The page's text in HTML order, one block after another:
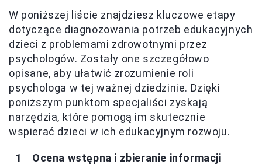
W poniższej liście znajdziesz kluczowe etapy
dotyczące diagnozowania potrzeb edukacyjnych
dzieci z problemami zdrowotnymi przez
psychologów. Zostały one szczegółowo
opisane, aby ułatwić zrozumienie roli
psychologa w tej ważnej dziedzinie. Dzięki
poniższym punktom specjaliści zyskają
narzędzia, które pomogą im skutecznie
wspierać dzieci w ich edukacyjnym rozwoju.
Ocena wstępna i zbieranie informacji